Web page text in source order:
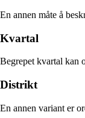
En annen måte å
Kvartal
Begrepet kvartal kan
Distrikt
En annen variant er